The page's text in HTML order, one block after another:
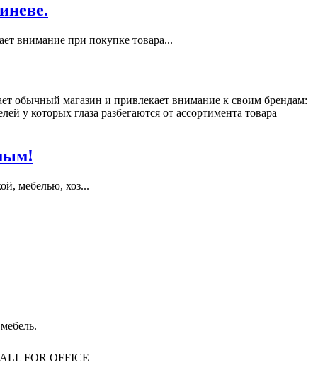
внимание при покупке товара...
обычный магазин и привлекает внимание к своим брендам:
у которых глаза разбегаются от ассортимента товара
мебелью, хоз...
FOR OFFICE